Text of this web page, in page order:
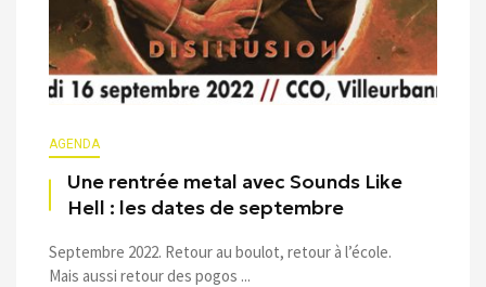
AGENDA
Une rentrée metal avec Sounds Like
Hell : les dates de septembre
Septembre 2022. Retour au boulot, retour à l’école.
Mais aussi retour des pogos ...